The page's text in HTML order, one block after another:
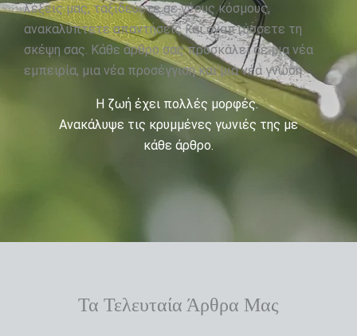
λέξεις μας, ταξιδεύετε σε νέους κόσμους,
ανακαλύπτετε απαντήσεις και αναπτύσσετε τη
σκέψη σας. Κάθε άρθρο σας προσκαλεί σε μια νέα
εμπειρία, μια νέα προσέγγιση και μια νέα γνώση.
Η ζωή έχει πολλές μορφές.
Ανακάλυψε τις κρυμμένες γωνιές της με
κάθε άρθρο.
Τα Τελευταία Άρθρα Μας